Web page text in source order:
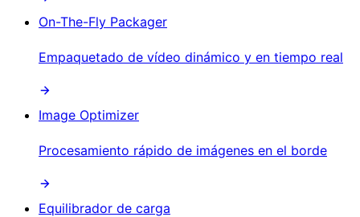
On-The-Fly Packager
Empaquetado de vídeo dinámico y en tiempo real
Image Optimizer
Procesamiento rápido de imágenes en el borde
Equilibrador de carga